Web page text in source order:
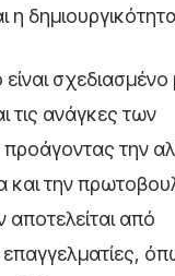
η
τις ανάγκες των
την
και την
από
επαγγελματίες,